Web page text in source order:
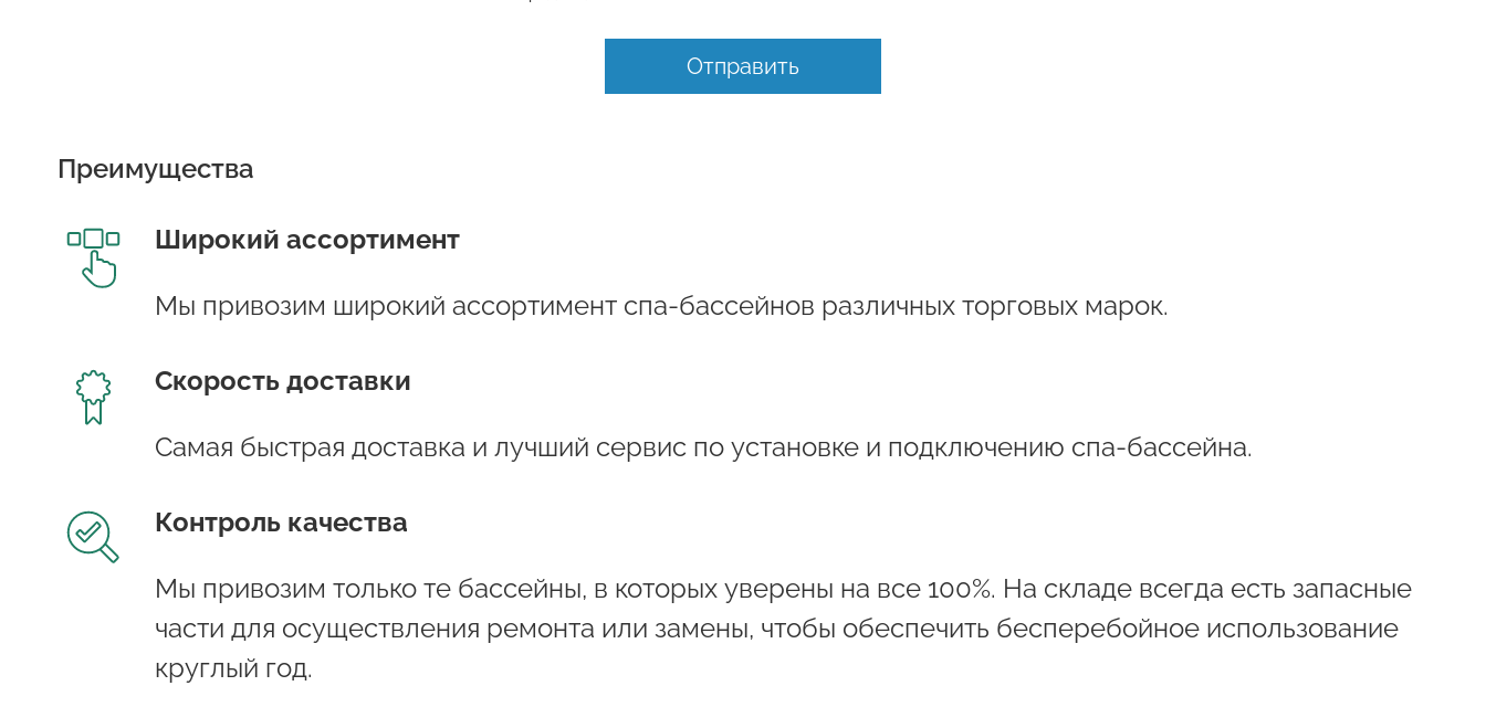
Отправить
Преимущества
Широкий ассортимент
Мы привозим широкий ассортимент спа-бассейнов различных торговых марок.
Скорость доставки
Самая быстрая доставка и лучший сервис по установке и подключению спа-бассейна.
Контроль качества
Мы привозим только те бассейны, в которых уверены на все 100%. На складе всегда есть запасные
части для осуществления ремонта или замены, чтобы обеспечить бесперебойное использование
круглый год.